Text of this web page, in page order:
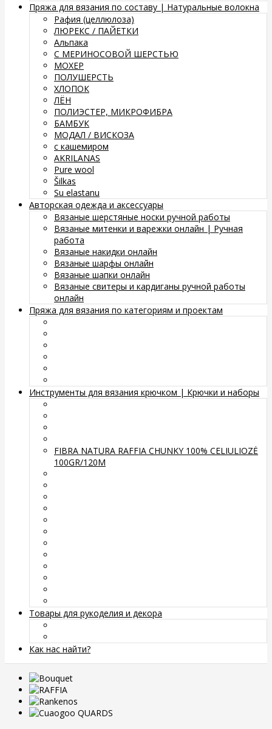
Пряжа для вязания по составу | Натуральные волокна
Рафия (целлюлоза)
ЛЮРЕКС / ПАЙЕТКИ
Альпака
С МЕРИНОСОВОЙ ШЕРСТЬЮ
МОХЕР
ПОЛУШЕРСТЬ
ХЛОПОК
ЛЁН
ПОЛИЭСТЕР, МИКРОФИБРА
БАМБУК
МОДАЛ / ВИСКОЗА
с кашемиром
AKRILANAS
Pure wool
Šilkas
Su elastanu
Авторская одежда и аксессуары
Вязаные шерстяные носки ручной работы
Вязаные митенки и варежки онлайн | Ручная
работа
Вязаные накидки онлайн
Вязаные шарфы онлайн
Вязаные шапки онлайн
Вязаные свитеры и кардиганы ручной работы
онлайн
Пряжа для вязания по категориям и проектам
Инструменты для вязания крючком | Крючки и наборы
FIBRA NATURA RAFFIA CHUNKY 100% CELIULIOZĖ
100GR/120M
Товары для рукоделия и декора
Как нас найти?